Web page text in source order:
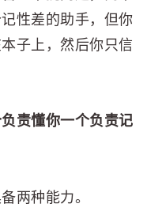
性差的助手，但你
子上，然后你只信
责懂你一个负责记
两种能力。